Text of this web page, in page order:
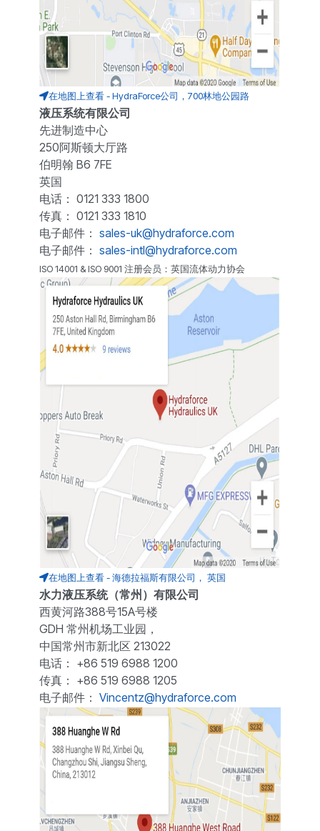
在地图上查看 - HydraForce公司，700林地公园路
液压系统有限公司
先进制造中心
250阿斯顿大厅路
伯明翰 B6 7FE
英国
电话： 0121 333 1800
传真： 0121 333 1810
电子邮件： sales-uk@hydraforce.com
电子邮件： sales-intl@hydraforce.com
ISO 14001 & ISO 9001 注册会员：英国流体动力协会
在地图上查看 - 海德拉福斯有限公司， 英国
水力液压系统（常州）有限公司
西黄河路388号15A号楼
GDH 常州机场工业园，
中国常州市新北区 213022
电话： +86 519 6988 1200
传真： +86 519 6988 1205
电子邮件： Vincentz@hydraforce.com